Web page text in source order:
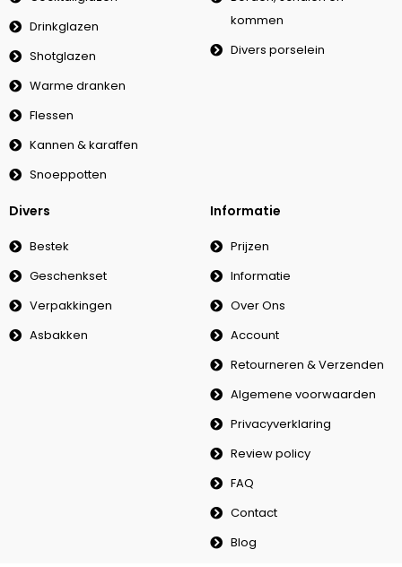
Drinkglazen
Shotglazen
Warme dranken
Flessen
Kannen & karaffen
Snoeppotten
kommen
Divers porselein
Divers
Bestek
Geschenkset
Verpakkingen
Asbakken
Informatie
Prijzen
Informatie
Over Ons
Account
Retourneren & Verzenden
Algemene voorwaarden
Privacyverklaring
Review policy
FAQ
Contact
Blog